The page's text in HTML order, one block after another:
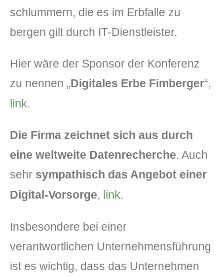
schlummern, die es im Erbfalle zu
bergen gilt durch IT-Dienstleister.
Hier wäre der Sponsor der Konferenz
zu nennen „Digitales Erbe Fimberger“,
link.
Die Firma zeichnet sich aus durch
eine weltweite Datenrecherche. Auch
sehr sympathisch das Angebot einer
Digital-Vorsorge, link.
Insbesondere bei einer
verantwortlichen Unternehmensführung
ist es wichtig, dass das Unternehmen